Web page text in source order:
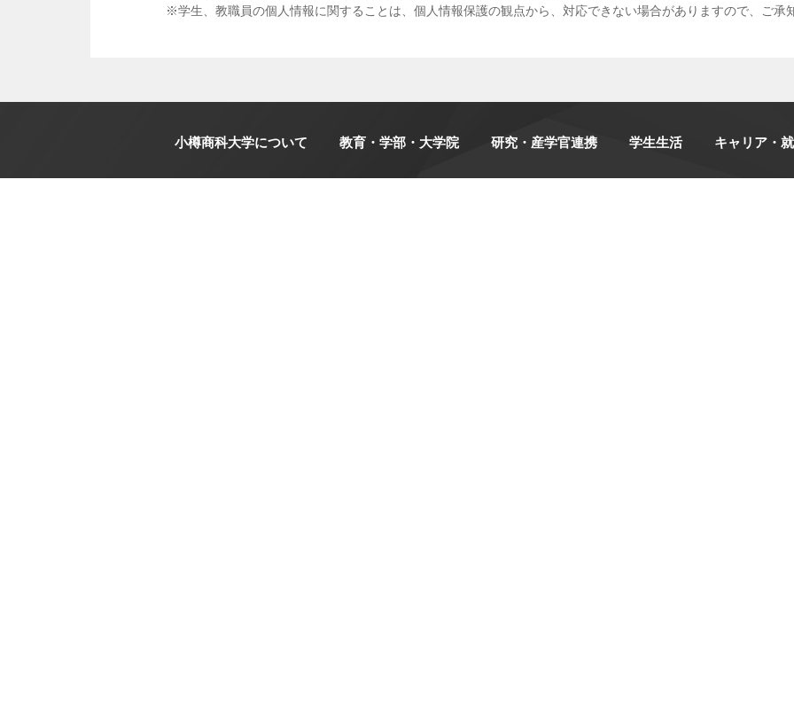
※学生、教職員の個人情報に関することは、個人情報保護の観点から、対応できない場合がありますので、ご承
小樽商科大学について 教育・学部・大学院 研究・産学官連携 学生生活 キャリア・